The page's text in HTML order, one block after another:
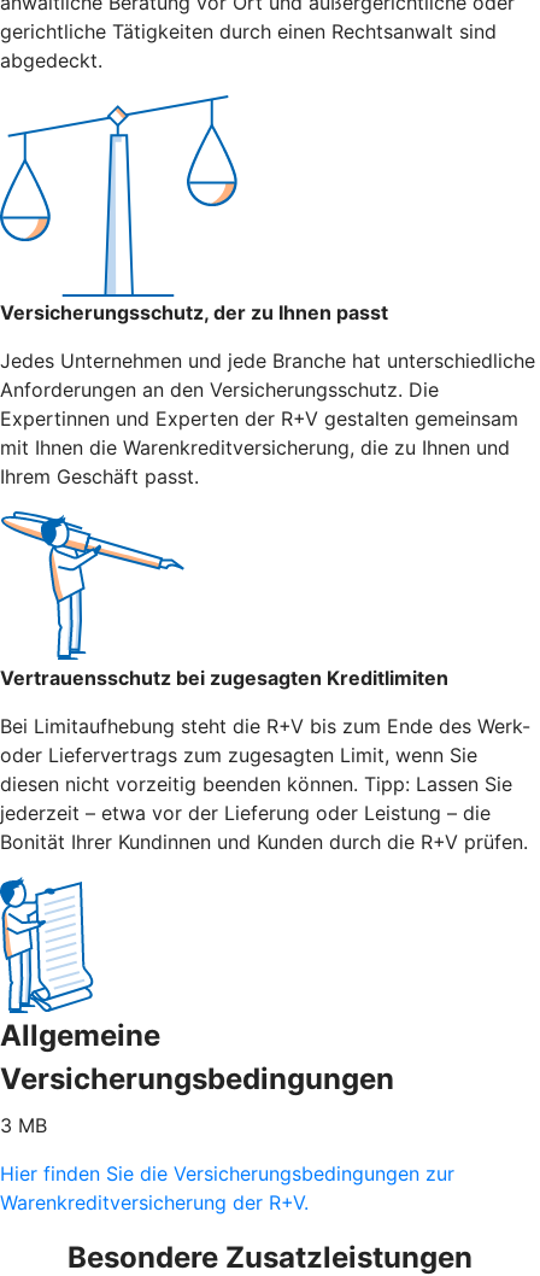
gerichtliche Tätigkeiten durch einen Rechtsanwalt sind
abgedeckt.
Versicherungsschutz, der zu Ihnen passt
Jedes Unternehmen und jede Branche hat unterschiedliche
Anforderungen an den Versicherungsschutz. Die
Expertinnen und Experten der R+V gestalten gemeinsam
mit Ihnen die Warenkreditversicherung, die zu Ihnen und
Ihrem Geschäft passt.
Vertrauensschutz bei zugesagten Kreditlimiten
Bei Limitaufhebung steht die R+V bis zum Ende des Werk-
oder Liefervertrags zum zugesagten Limit, wenn Sie
diesen nicht vorzeitig beenden können. Tipp: Lassen Sie
jederzeit – etwa vor der Lieferung oder Leistung – die
Bonität Ihrer Kundinnen und Kunden durch die R+V prüfen.
Allgemeine
Versicherungsbedingungen
3 MB
Hier finden Sie die Versicherungsbedingungen zur
Warenkreditversicherung der R+V.
Besondere Zusatzleistungen